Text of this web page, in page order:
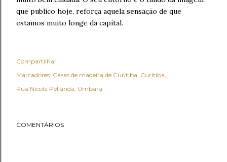
que publico hoje, reforça aquela sensação de que
estamos muito longe da capital.
Compartilhar
Marcadores: Casas de madeira de Curitiba Curitiba
Rua Nicola Pellanda Umbará
COMENTÁRIOS